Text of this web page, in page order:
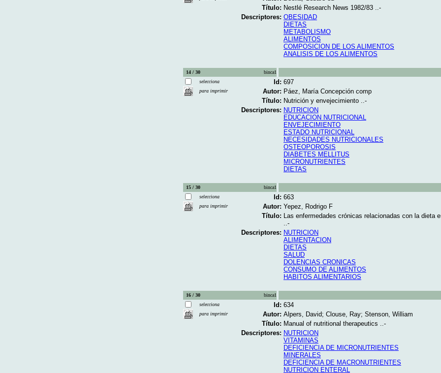
Título: Nestlé Research News 1982/83 ..-
Descriptores: OBESIDAD
DIETAS
METABOLISMO
ALIMENTOS
COMPOSICION DE LOS ALIMENTOS
ANALISIS DE LOS ALIMENTOS
14 / 30
binca1
selecciona
para imprimir
Id: 697
Autor: Páez, María Concepción comp
Título: Nutrición y envejecimiento ..-
Descriptores: NUTRICION
EDUCACION NUTRICIONAL
ENVEJECIMIENTO
ESTADO NUTRICIONAL
NECESIDADES NUTRICIONALES
OSTEOPOROSIS
DIABETES MELLITUS
MICRONUTRIENTES
DIETAS
15 / 30
binca1
selecciona
para imprimir
Id: 663
Autor: Yepez, Rodrigo F
Título: Las enfermedades crónicas relacionadas con la dieta
..-
Descriptores: NUTRICION
ALIMENTACION
DIETAS
SALUD
DOLENCIAS CRONICAS
CONSUMO DE ALIMENTOS
HABITOS ALIMENTARIOS
16 / 30
binca1
selecciona
para imprimir
Id: 634
Autor: Alpers, David; Clouse, Ray; Stenson, William
Título: Manual of nutritional therapeutics ..-
Descriptores: NUTRICION
VITAMINAS
DEFICIENCIA DE MICRONUTRIENTES
MINERALES
DEFICIENCIA DE MACRONUTRIENTES
NUTRICION ENTERAL